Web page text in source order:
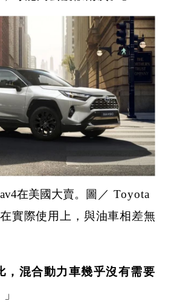
在美國大賣。 圖／ Toyota
實際使用上，與油車相差無
，混合動力車幾乎沒有需要
」